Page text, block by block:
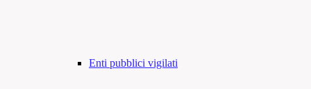
Enti pubblici vigilati